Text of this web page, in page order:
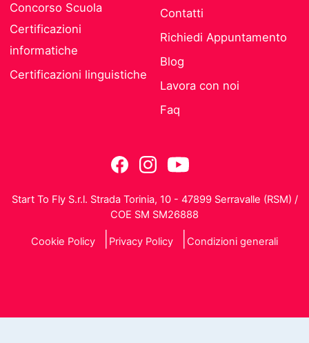
Concorso Scuola
Certificazioni
informatiche
Certificazioni linguistiche
Contatti
Richiedi Appuntamento
Blog
Lavora con noi
Faq
Start To Fly S.r.l. Strada Torinia, 10 - 47899 Serravalle (RSM) /
COE SM SM26888
Cookie Policy Privacy Policy Condizioni generali